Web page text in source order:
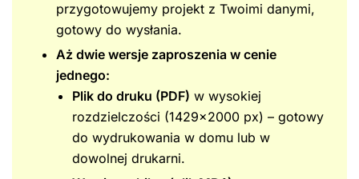
przygotowujemy projekt z Twoimi danymi,
gotowy do wysłania.
Aż dwie wersje zaproszenia w cenie
jednego:
Plik do druku (PDF) w wysokiej
rozdzielczości (1429×2000 px) – gotowy
do wydrukowania w domu lub w
dowolnej drukarni.